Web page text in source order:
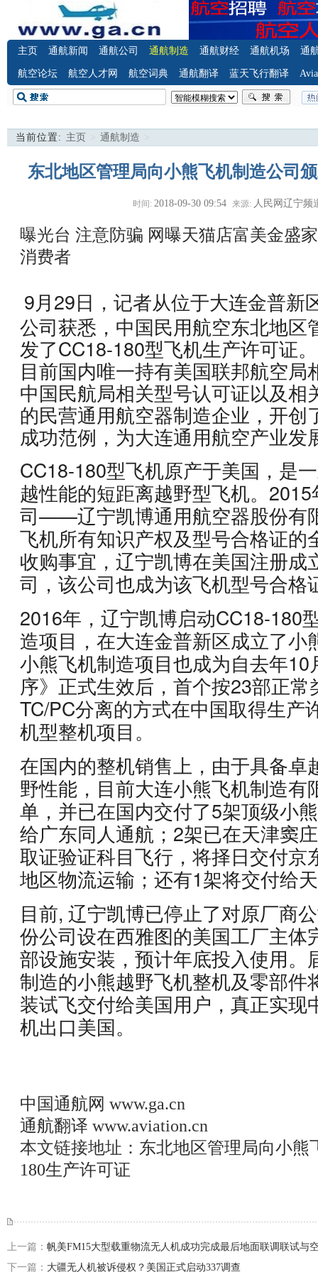
主页 通航新闻 通航公司 通航制造 通航财经 通航机场 通
航空论坛 航空人才网 航空词典 通航翻译 蓝天飞行翻译
当前位置: 主页 > 通航制造 >
东北地区管理局向小熊飞机制造公司
时间: 2018-09-30 09:54 来源: 人民网辽宁频
曝光台 注意防骗 网曝天猫店富美金盛
消费者
9月29日，记者从位于大连金普新
公司获悉，中国民用航空东北地区
发了CC18-180型飞机生产许可证
目前国内唯一持有美国联邦航空局
中国民航局相关型号认可证以及相
的民营通用航空器制造企业，开创
成功范例，为大连通用航空产业发
CC18-180型飞机原产于美国，是
越性能的短距离越野型飞机。
司——辽宁凯博通用航空器股份有
飞机所有知识产权及型号合格证的
收购事宜，辽宁凯博在美国注册成
司，该公司也成为该飞机型号合格
2016年，辽宁凯博启动CC18-180
造项目，在大连金普新区成立了小
小熊飞机制造项目也成为自去年
序》正式生效后，首个按23部正
TC/PC分离的方式在中国取得生产
机型整机项目。
在国内的整机销售上，由于具备卓
野性能，目前大连小熊飞机制造有
单，并已在国内交付了5架顶级小
给广东同人通航；2架已在天津窦
取证验证科目飞行，将择日交付京
地区物流运输；还有1架将交付给
目前, 辽宁凯博已停止了对原厂商
份公司设在西雅图的美国工厂主体
部设施安装，预计年底投入使用。
制造的小熊越野飞机整机及零部件
装试飞交付给美国用户，真正实现
机出口美国。
中国通航网 www.ga.cn
通航翻译 www.aviation.cn
本文链接地址： 东北地区管理局向小熊
180生产许可证
上一篇： 帆美FM15大型载重物流无人机成功完成最后地面联调联试与
下一篇： 大疆无人机被诉侵权？美国正式启动337调查